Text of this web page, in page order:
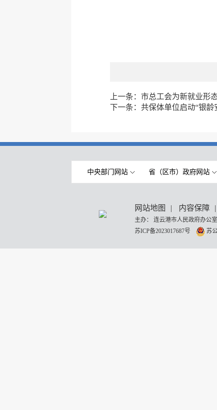
上一条： 市总工会为新就业形
下一条： 共保体单位启动“银龄
中央部门网站 省（区市）政府网站
网站地图 | 内容保障 |
主办： 连云港市人民政府办
苏ICP备2023017687号
苏